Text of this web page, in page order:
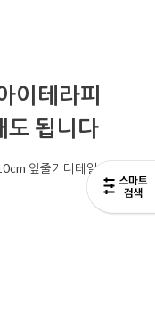
이테라피
도 됩니다